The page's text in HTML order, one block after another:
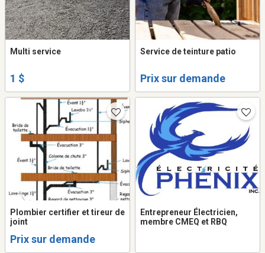
Multi service
1 $
Service de teinture patio
Prix sur demande
Plombier certifier et tireur de
joint
Prix sur demande
Entrepreneur Électricien,
membre CMEQ et RBQ